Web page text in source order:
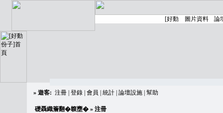
» 遊客: 注冊 登錄 會員 統計 論壇設施 幫助
礎聶織簷翻�䪖壅� » 注冊